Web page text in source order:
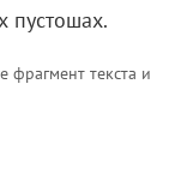
пустошах.
фрагмент текста и